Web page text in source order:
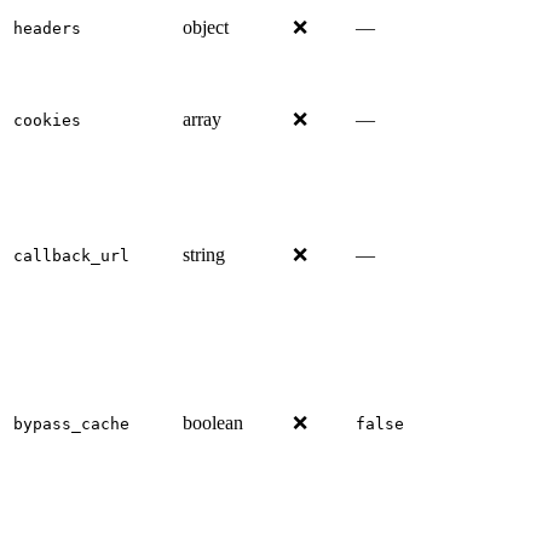
headers object ❌ —
cookies array ❌ —
callback_url string ❌ —
bypass_cache boolean ❌ false